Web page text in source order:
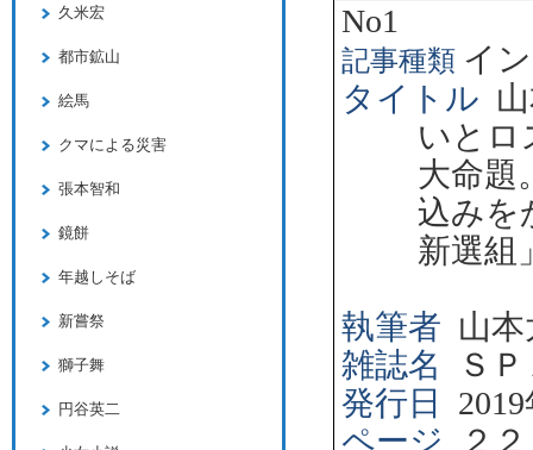
No1
記事種類 イ
タイトル
いと
大命題
込み
新選組
執筆者 山
雑誌名
Ｓ
発行日
2019
ページ
２
久米宏
都市鉱山
絵馬
クマによる災害
張本智和
鏡餅
年越しそば
新嘗祭
獅子舞
円谷英二